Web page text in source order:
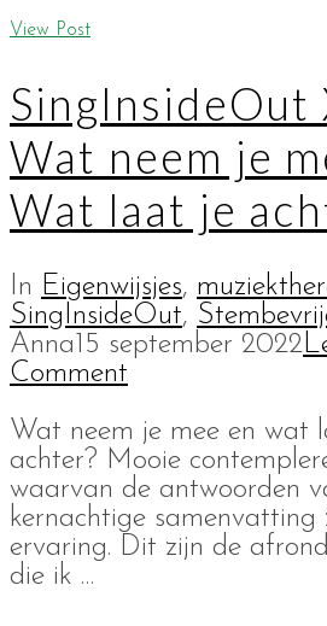
View Post
SingInsideOut
Wat neem je
Wat laat je
In Eigenwijsjes,
SingInsideOut,
Anna 15 september 2022
Comment
Wat neem je mee en wat
achter? Mooie
waarvan de antwoorden
kernachtige samenvatting
ervaring. Dit zijn de
die ik …